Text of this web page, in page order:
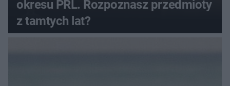
okresu PRL. Rozpoznasz przedmioty
z tamtych lat?